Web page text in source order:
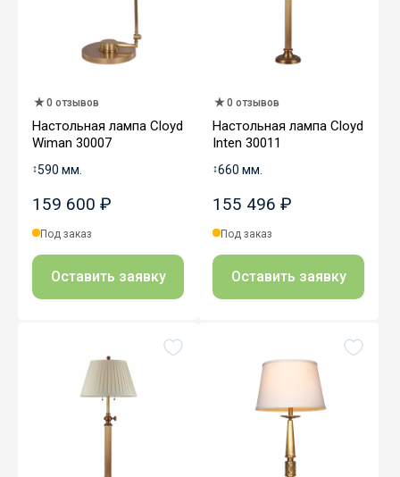
0 отзывов
Настольная лампа Cloyd
Wiman 30007
↕590 мм.
159 600 ₽
Под заказ
Оставить заявку
0 отзывов
Настольная лампа Cloyd
Inten 30011
↕660 мм.
155 496 ₽
Под заказ
Оставить заявку